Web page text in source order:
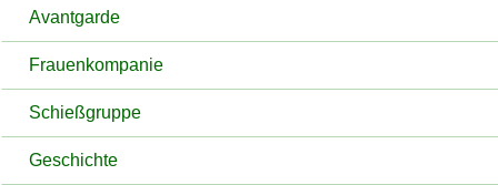
Avantgarde
Frauenkompanie
Schießgruppe
Geschichte